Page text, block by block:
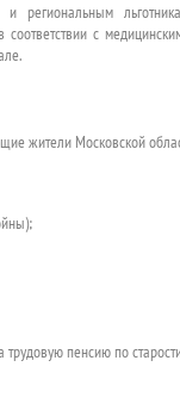
и региональным
с
жители Московской
пенсию по